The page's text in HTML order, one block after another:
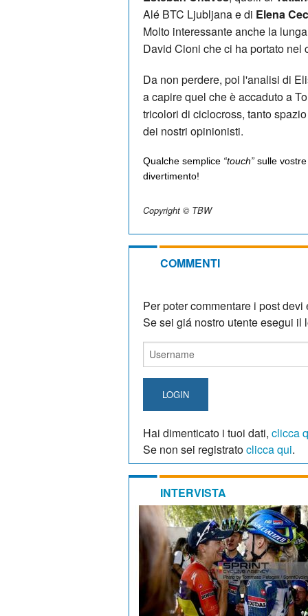
Alé BTC Ljubljana e di Elena
Molto interessante anche la
David Cioni che ci ha portato nel
Da non perdere, poi l'analisi di
a capire quel che è accaduto a
tricolori di ciclocross, tanto
dei nostri opinionisti.
Qualche semplice “touch” sulle
divertimento!
Copyright © TBW
COMMENTI
Per poter commentare i post devi
Se sei giá nostro utente esegui il
LOGIN
Hai dimenticato i tuoi dati, clicca
Se non sei registratoclicca qui.
INTERVISTA